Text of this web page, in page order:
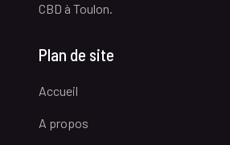
CBD à Toulon.
Plan de site
Accueil
A propos